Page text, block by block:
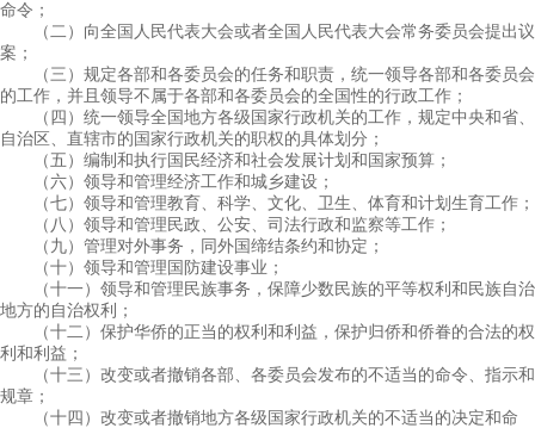
命令；
（二）向全国人民代表大会或者全国人民代表大会常务委员会提出议
案；
（三）规定各部和各委员会的任务和职责，统一领导各部和各委员会
的工作，并且领导不属于各部和各委员会的全国性的行政工作；
（四）统一领导全国地方各级国家行政机关的工作，规定中央和省、
自治区、直辖市的国家行政机关的职权的具体划分；
（五）编制和执行国民经济和社会发展计划和国家预算；
（六）领导和管理经济工作和城乡建设；
（七）领导和管理教育、科学、文化、卫生、体育和计划生育工作；
（八）领导和管理民政、公安、司法行政和监察等工作；
（九）管理对外事务，同外国缔结条约和协定；
（十）领导和管理国防建设事业；
（十一）领导和管理民族事务，保障少数民族的平等权利和民族自治
地方的自治权利；
（十二）保护华侨的正当的权利和利益，保护归侨和侨眷的合法的权
利和利益；
（十三）改变或者撤销各部、各委员会发布的不适当的命令、指示和
规章；
（十四）改变或者撤销地方各级国家行政机关的不适当的决定和命